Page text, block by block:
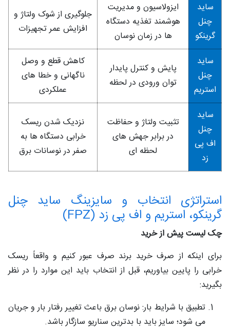
ساید
چنل
گرینکو
ایزولاسیون و مدیریت
هوشمند تغذیه دستگاه‌
ها در زمان نوسان
جلوگیری از شوک ولتاژ و
افزایش عمر تجهیزات
ساید
چنل
استریم
پایش و کنترل پایدار
توان ورودی در لحظه
کاهش قطع و وصل
ناگهانی و خطا های
عملکردی
ساید
چنل
اف پی
زد
تثبیت ولتاژ و حفاظت
در برابر جهش‌ های
لحظه‌ ای
نزدیک شدن ریسک
خرابی دستگاه‌ ها به
صفر در نوسانات برق
استراتژی انتخاب و سایزینگ ساید چنل‌
گرینکو، استریم و اف‌ پی‌ زد (FPZ)
چک ‌لیست پیش از خرید
برای اینکه از صرف خرید برند صرف عبور کنیم و واقعاً ریسک
خرابی را پایین بیاوریم، قبل از انتخاب باید این موارد را در نظر
بگیرید:
تطبیق با شرایط بار: نوسان برق باعث تغییر رفتار بار و جریان
می‌ شود؛ سایز باید با بدترین سناریو سازگار باشد.